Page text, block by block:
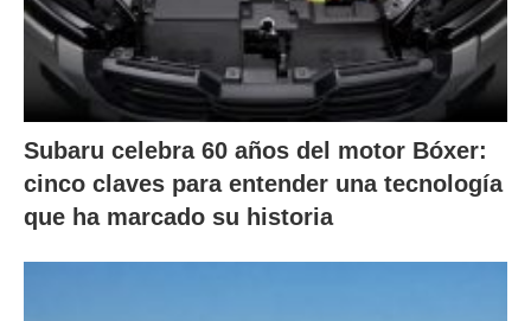
Subaru celebra 60 años del motor Bóxer:
cinco claves para entender una tecnología
que ha marcado su historia